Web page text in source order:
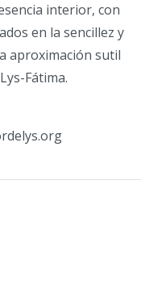
interior, con
en la sencillez y
aproximación sutil
Fátima.